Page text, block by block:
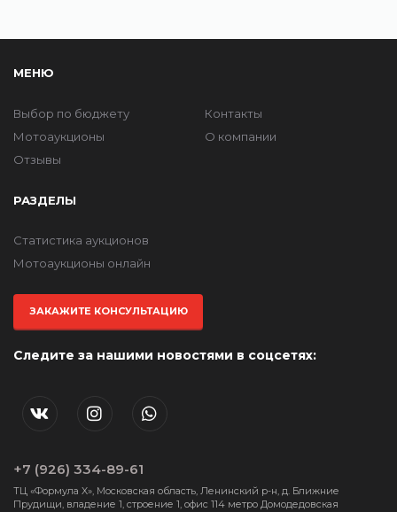
МЕНЮ
Выбор по бюджету
Мотоаукционы
Отзывы
Контакты
О компании
РАЗДЕЛЫ
Статистика аукционов
Мотоаукционы онлайн
ЗАКАЖИТЕ КОНСУЛЬТАЦИЮ
Следите за нашими новостями в соцсетях:
+7 (926) 334-89-61
ТЦ «Формула X», Московская область, Ленинский р-н, д. Ближние
Прудищи, владение 1, строение 1, офис 114 метро Домодедовская